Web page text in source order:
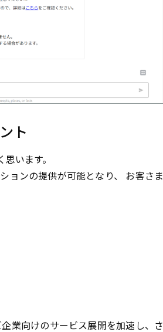
ト
思います。
ョンの提供が可能となり、 お客さま
業向けのサービス展開を加速し、さ